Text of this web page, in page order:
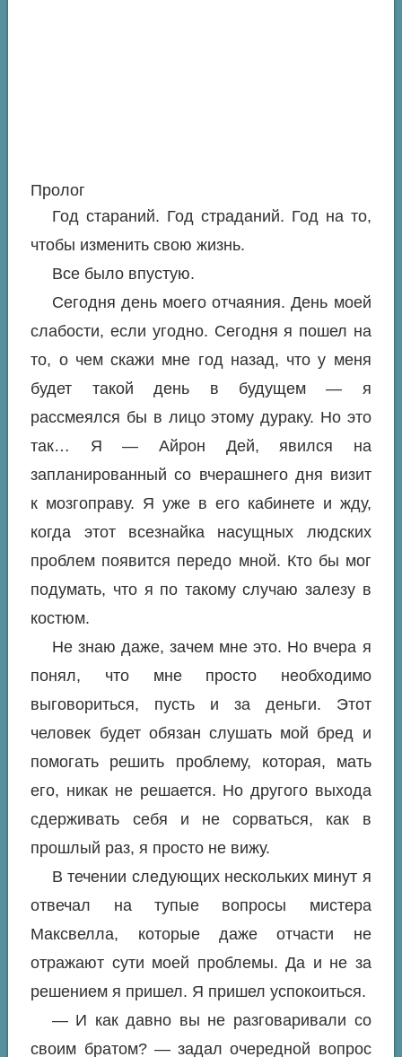
Пролог
Год стараний. Год страданий. Год на то,
чтобы изменить свою жизнь.
Все было впустую.
Сегодня день моего отчаяния. День моей
слабости, если угодно. Сегодня я пошел на
то, о чем скажи мне год назад, что у меня
будет такой день в будущем — я
рассмеялся бы в лицо этому дураку. Но это
так… Я — Айрон Дей, явился на
запланированный со вчерашнего дня визит
к мозгоправу. Я уже в его кабинете и жду,
когда этот всезнайка насущных людских
проблем появится передо мной. Кто бы мог
подумать, что я по такому случаю залезу в
костюм.
Не знаю даже, зачем мне это. Но вчера я
понял, что мне просто необходимо
выговориться, пусть и за деньги. Этот
человек будет обязан слушать мой бред и
помогать решить проблему, которая, мать
его, никак не решается. Но другого выхода
сдерживать себя и не сорваться, как в
прошлый раз, я просто не вижу.
В течении следующих нескольких минут я
отвечал на тупые вопросы мистера
Максвелла, которые даже отчасти не
отражают сути моей проблемы. Да и не за
решением я пришел. Я пришел успокоиться.
— И как давно вы не разговаривали со
своим братом? — задал очередной вопрос